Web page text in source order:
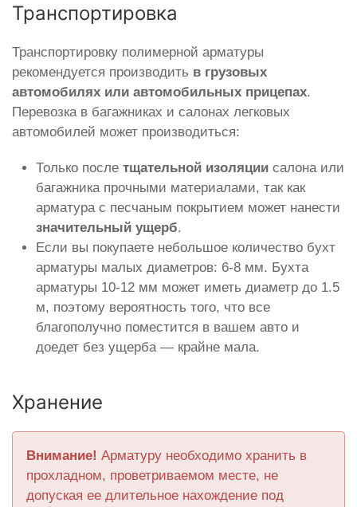
Транспортировка
Транспортировку полимерной арматуры
рекомендуется производить в грузовых
автомобилях или автомобильных прицепах.
Перевозка в багажниках и салонах легковых
автомобилей может производиться:
Только после тщательной изоляции салона или
багажника прочными материалами, так как
арматура с песчаным покрытием может нанести
значительный ущерб.
Если вы покупаете небольшое количество бухт
арматуры малых диаметров: 6-8 мм. Бухта
арматуры 10-12 мм может иметь диаметр до 1.5
м, поэтому вероятность того, что все
благополучно поместится в вашем авто и
доедет без ущерба — крайне мала.
Хранение
Внимание! Арматуру необходимо хранить в
прохладном, проветриваемом месте, не
допуская ее длительное нахождение под